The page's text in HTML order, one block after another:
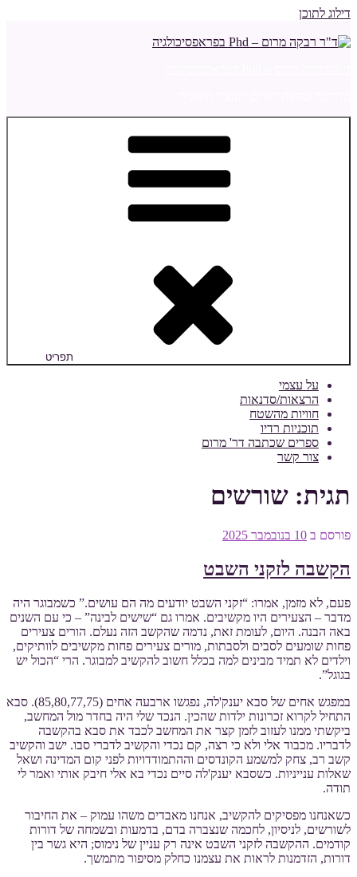
דילוג לתוכן
תפריט
על עצמי
הרצאות/סדנאות
חוויות מהשטח
תוכניות רדיו
ספרים שכתבה דר' מרום
צור קשר
תגית: שורשים
פורסם ב 10 בנובמבר 2025
הקשבה לזקני השבט
פעם, לא מזמן, אמרו: “זקני השבט יודעים מה הם עושים.” כשמבוגר היה
מדבר – הצעירים היו מקשיבים. אמרו גם “שישים לבינה” – כי עם השנים
באה הבנה. היום, לעומת זאת, נדמה שהקשב הזה נעלם. הורים צעירים
פחות שומעים לסבים ולסבתות, מורים צעירים פחות מקשיבים לוותיקים,
וילדים לא תמיד מבינים למה בכלל חשוב להקשיב למבוגר. הרי “הכול יש
בגוגל”.
במפגש אחים של סבא יענק'לה, נפגשו ארבעה אחים (85,80,77,75). סבא
התחיל לקרוא זכרונות ילדות שהכין. הנכד שלי היה בחדר מול המחשב,
ביקשתי ממנו לעזוב לזמן קצר את המחשב לכבד את סבא בהקשבה
לדבריו. מכבוד אלי ולא כי רצה, קם נכדי והקשיב לדברי סבו. ישב והקשיב
קשב רב, צחק למשמע הקונדסים וההתמודדויות לפני קום המדינה ושאל
שאלות ענייניות. כשסבא יענק'לה סיים נכדי בא אלי חיבק אותי ואמר לי
תודה.
כשאנחנו מפסיקים להקשיב, אנחנו מאבדים משהו עמוק – את החיבור
לשורשים, לניסיון, לחכמה שנצברה בדם, בדמעות ובשמחה של דורות
קודמים. ההקשבה לזקני השבט אינה רק עניין של נימוס; היא גשר בין
דורות, הזדמנות לראות את עצמנו כחלק מסיפור מתמשך.